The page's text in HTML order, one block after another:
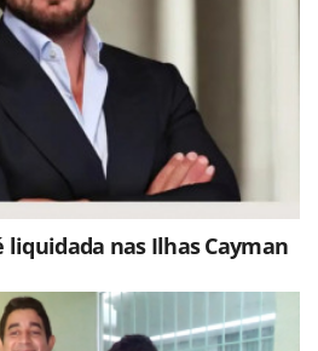
liquidada nas Ilhas Cayman